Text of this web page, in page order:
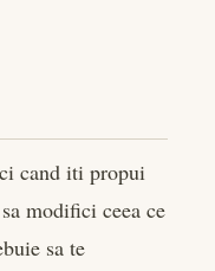
cand iti propui
modifici ceea ce
sa te